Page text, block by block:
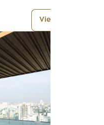
View More